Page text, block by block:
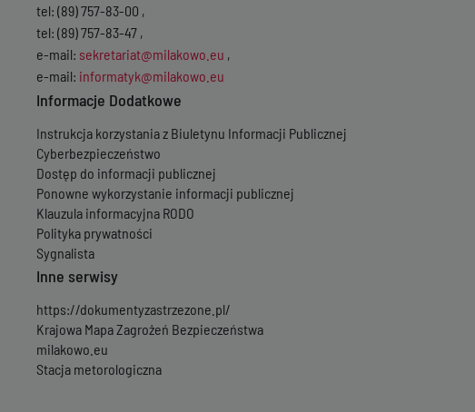
tel: (89) 757-83-00 ,
tel: (89) 757-83-47 ,
e-mail: sekretariat@milakowo.eu ,
e-mail: informatyk@milakowo.eu
Informacje Dodatkowe
Instrukcja korzystania z Biuletynu Informacji Publicznej
Cyberbezpieczeństwo
Dostęp do informacji publicznej
Ponowne wykorzystanie informacji publicznej
Klauzula informacyjna RODO
Polityka prywatności
Sygnalista
Inne serwisy
https://dokumentyzastrzezone.pl/
Krajowa Mapa Zagrożeń Bezpieczeństwa
milakowo.eu
Stacja metorologiczna